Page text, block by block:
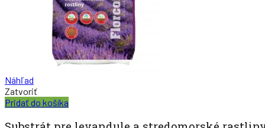
Náhľad
Zatvoriť
Pridať do košíka